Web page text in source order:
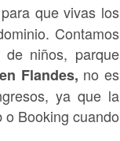
que vivas los
. Contamos
niños, parque
Flandes, no es
ya que la
Booking cuando